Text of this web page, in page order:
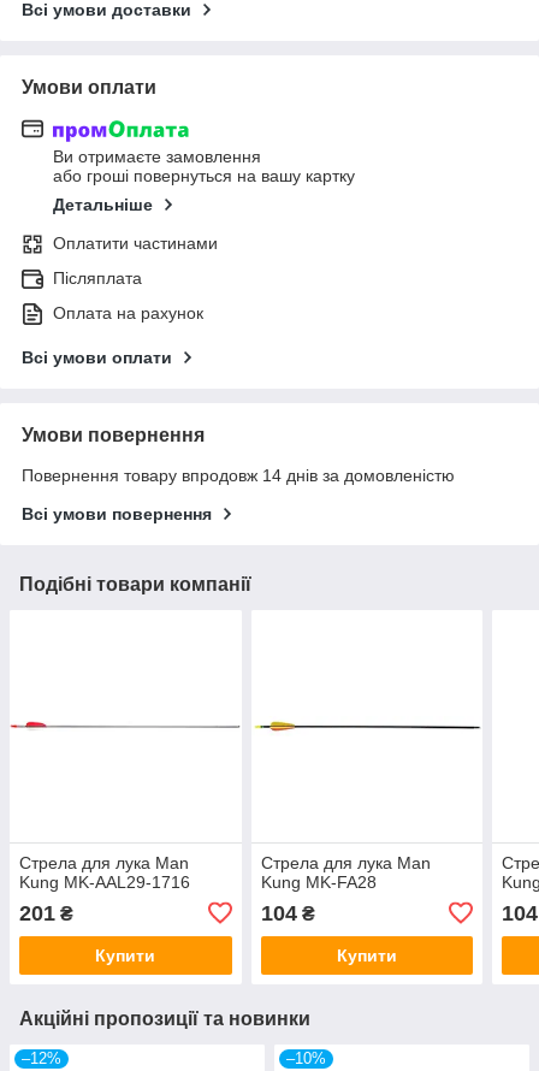
Всі умови доставки
Умови оплати
Ви отримаєте замовлення
або гроші повернуться на вашу картку
Детальніше
Оплатити частинами
Післяплата
Оплата на рахунок
Всі умови оплати
Умови повернення
Повернення товару впродовж 14 днів за домовленістю
Всі умови повернення
Подібні товари компанії
Стрела для лука Man
Kung MK-AAL29-1716
201 ₴
Купити
Стрела для лука Man
Kung MK-FA28
104₴
Купити
104
Акційні пропозиції та новинки
–12% –10%